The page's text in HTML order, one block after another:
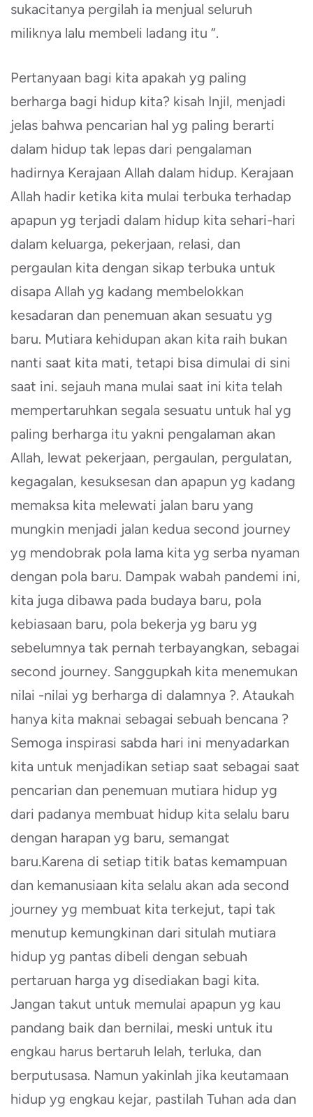
sukacitanya pergilah ia menjual seluruh
miliknya lalu membeli ladang itu “.
Pertanyaan bagi kita apakah yg paling
berharga bagi hidup kita? kisah Injil, menjadi
jelas bahwa pencarian hal yg paling berarti
dalam hidup tak lepas dari pengalaman
hadirnya Kerajaan Allah dalam hidup. Kerajaan
Allah hadir ketika kita mulai terbuka terhadap
apapun yg terjadi dalam hidup kita sehari-hari
dalam keluarga, pekerjaan, relasi, dan
pergaulan kita dengan sikap terbuka untuk
disapa Allah yg kadang membelokkan
kesadaran dan penemuan akan sesuatu yg
baru. Mutiara kehidupan akan kita raih bukan
nanti saat kita mati, tetapi bisa dimulai di sini
saat ini. sejauh mana mulai saat ini kita telah
mempertaruhkan segala sesuatu untuk hal yg
paling berharga itu yakni pengalaman akan
Allah, lewat pekerjaan, pergaulan, pergulatan,
kegagalan, kesuksesan dan apapun yg kadang
memaksa kita melewati jalan baru yang
mungkin menjadi jalan kedua second journey
yg mendobrak pola lama kita yg serba nyaman
dengan pola baru. Dampak wabah pandemi ini,
kita juga dibawa pada budaya baru, pola
kebiasaan baru, pola bekerja yg baru yg
sebelumnya tak pernah terbayangkan, sebagai
second journey. Sanggupkah kita menemukan
nilai -nilai yg berharga di dalamnya ?. Ataukah
hanya kita maknai sebagai sebuah bencana ?
Semoga inspirasi sabda hari ini menyadarkan
kita untuk menjadikan setiap saat sebagai saat
pencarian dan penemuan mutiara hidup yg
dari padanya membuat hidup kita selalu baru
dengan harapan yg baru, semangat
baru.Karena di setiap titik batas kemampuan
dan kemanusiaan kita selalu akan ada second
journey yg membuat kita terkejut, tapi tak
menutup kemungkinan dari situlah mutiara
hidup yg pantas dibeli dengan sebuah
pertaruan harga yg disediakan bagi kita.
Jangan takut untuk memulai apapun yg kau
pandang baik dan bernilai, meski untuk itu
engkau harus bertaruh lelah, terluka, dan
berputusasa. Namun yakinlah jika keutamaan
hidup yg engkau kejar, pastilah Tuhan ada dan